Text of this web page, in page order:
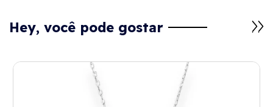
Hey, você pode gostar